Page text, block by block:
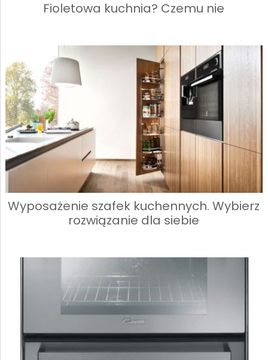
Fioletowa kuchnia? Czemu nie
Wyposażenie szafek kuchennych. Wybierz
rozwiązanie dla siebie